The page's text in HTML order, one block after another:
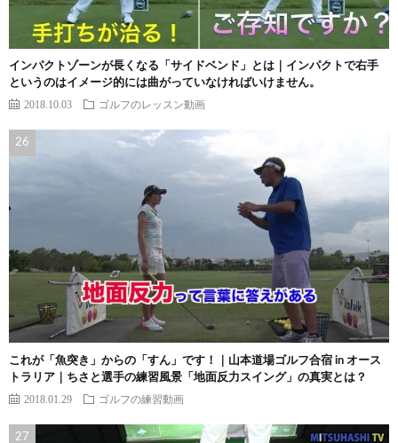
インパクトゾーンが長くなる「サイドベンド」とは｜インパクトで右手
というのはイメージ的には曲がっていなければいけません。
2018.10.03 ゴルフのレッスン動画
これが「魚突き」からの「すん」です！｜山本道場ゴルフ合宿 in オース
トラリア｜ちさと選手の練習風景「地面反力スイング」の真実とは？
2018.01.29 ゴルフの練習動画